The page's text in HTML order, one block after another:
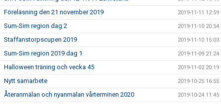
Föreläsning den 21 november 2019 2019-11-11 12:59
Sum-Sim region dag 2 2019-11-10 20:54
Staffanstorpscupen 2019 2019-11-10 15:03
Sum-Sim region 2019 dag 1 2019-11-09 21:24
Halloween träning och vecka 45 2019-11-02 20:19
Nytt samarbete 2019-10-25 16:55
Återanmälan och nyanmälan vårterminen 2020 2019-10-24 11:45